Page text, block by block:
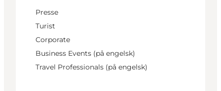
Presse
Turist
Corporate
Business Events (på engelsk)
Travel Professionals (på engelsk)